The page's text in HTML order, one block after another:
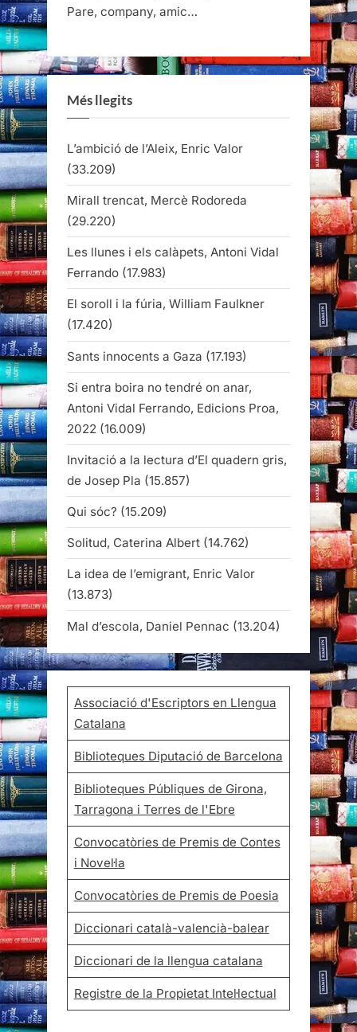
Pare, company, amic…
Més llegits
L’ambició de l’Aleix, Enric Valor
(33.209)
Mirall trencat, Mercè Rodoreda
(29.220)
Les llunes i els calàpets, Antoni Vidal
Ferrando (17.983)
El soroll i la fúria, William Faulkner
(17.420)
Sants innocents a Gaza (17.193)
Si entra boira no tendré on anar,
Antoni Vidal Ferrando, Edicions Proa,
2022 (16.009)
Invitació a la lectura d’El quadern gris,
de Josep Pla (15.857)
Qui sóc? (15.209)
Solitud, Caterina Albert (14.762)
La idea de l’emigrant, Enric Valor
(13.873)
Mal d’escola, Daniel Pennac (13.204)
Associació d'Escriptors en Llengua
Catalana
Biblioteques Diputació de Barcelona
Biblioteques Públiques de Girona,
Tarragona i Terres de l'Ebre
Convocatòries de Premis de Contes
i Novel·la
Convocatòries de Premis de Poesia
Diccionari català-valencià-balear
Diccionari de la llengua catalana
Registre de la Propietat Intel·lectual